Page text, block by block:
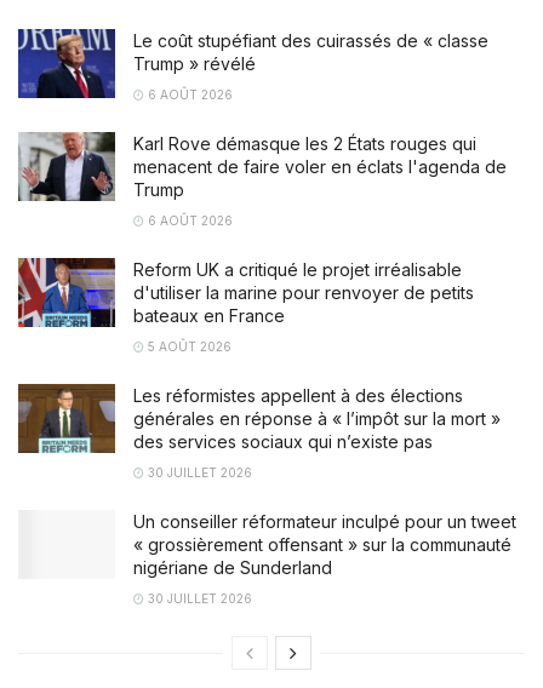
Le coût stupéfiant des cuirassés de « classe
Trump » révélé
6 AOÛT 2026
Karl Rove démasque les 2 États rouges qui
menacent de faire voler en éclats l'agenda de
Trump
6 AOÛT 2026
Reform UK a critiqué le projet irréalisable
d'utiliser la marine pour renvoyer de petits
bateaux en France
5 AOÛT 2026
Les réformistes appellent à des élections
générales en réponse à « l’impôt sur la mort »
des services sociaux qui n’existe pas
30 JUILLET 2026
Un conseiller réformateur inculpé pour un tweet
« grossièrement offensant » sur la communauté
nigériane de Sunderland
30 JUILLET 2026